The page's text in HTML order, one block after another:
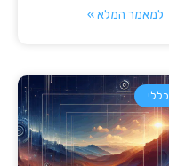
למאמר המלא »
כללי